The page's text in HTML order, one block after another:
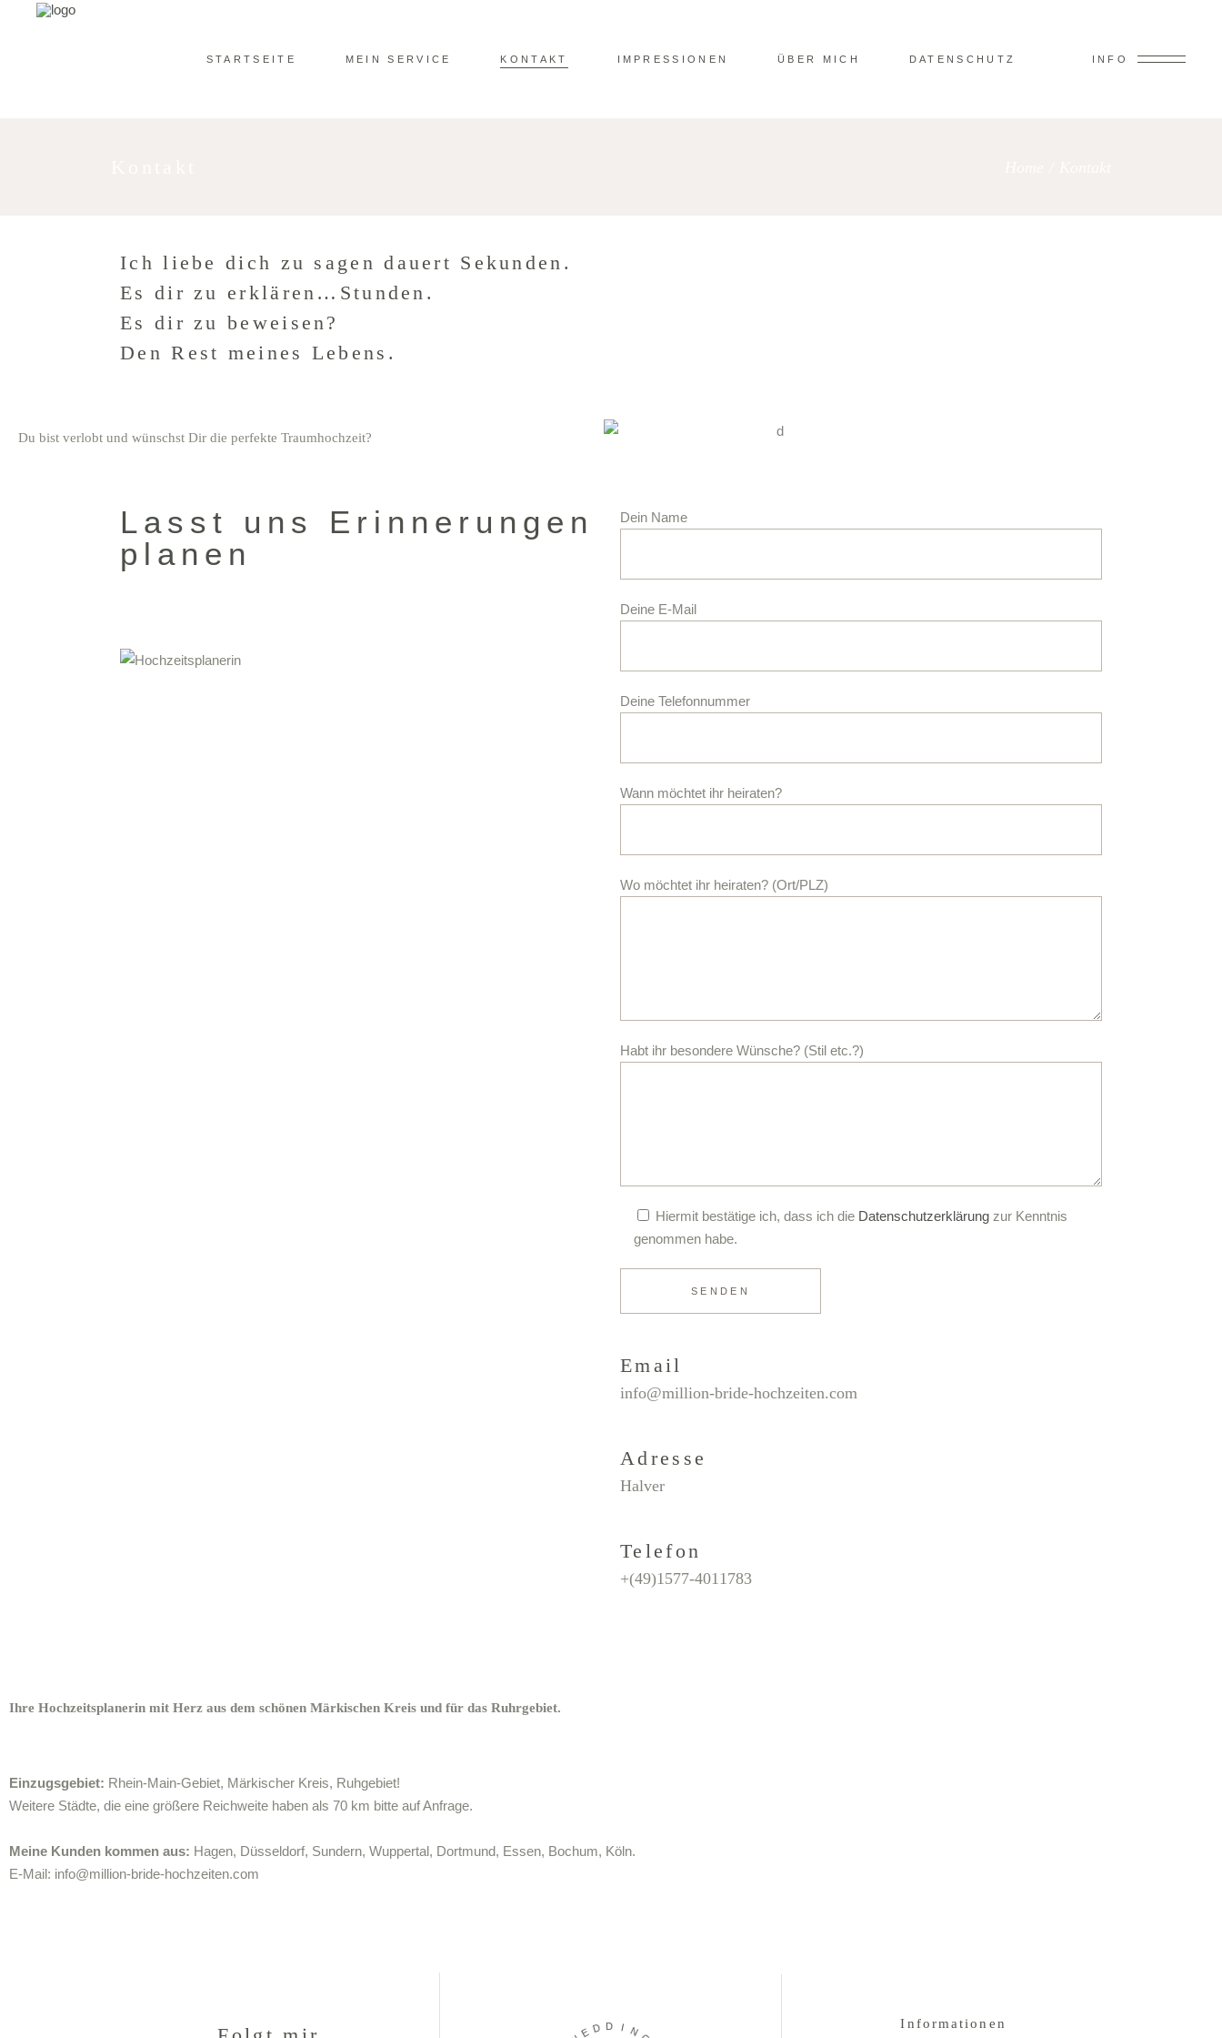
STARTSEITE MEIN SERVICE KONTAKT IMPRESSIONEN ÜBER MICH DATENSCHUTZ INFO
Ich liebe dich zu sagen dauert Sekunden.
Es dir zu erklären…Stunden.
Es dir zu beweisen?
Den Rest meines Lebens.
Du bist verlobt und wünschst Dir die perfekte Traumhochzeit?
Lasst uns Erinnerungen
planen
Dein Name
Deine E-Mail
Deine Telefonnummer
Wann möchtet ihr heiraten?
Wo möchtet ihr heiraten? (Ort/PLZ)
Habt ihr besondere Wünsche? (Stil etc.?)
Hiermit bestätige ich, dass ich die Datenschutzerklärung zur Kenntnis
genommen habe.
SENDEN
Email
info@million-bride-hochzeiten.com
Adresse
Halver
Telefon
+(49)1577-4011783
Ihre Hochzeitsplanerin mit Herz aus dem schönen Märkischen Kreis und für das Ruhrgebiet.
Einzugsgebiet: Rhein-Main-Gebiet, Märkischer Kreis, Ruhgebiet!
Weitere Städte, die eine größere Reichweite haben als 70 km bitte auf Anfrage.
Meine Kunden kommen aus: Hagen, Düsseldorf, Sundern, Wuppertal, Dortmund, Essen, Bochum, Köln.
E-Mail: info@million-bride-hochzeiten.com
E D D I Informationen